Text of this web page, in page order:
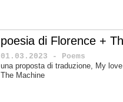
poesia di Florence +
01.03.2023 - Poems
una proposta di traduzione, My
The Machine